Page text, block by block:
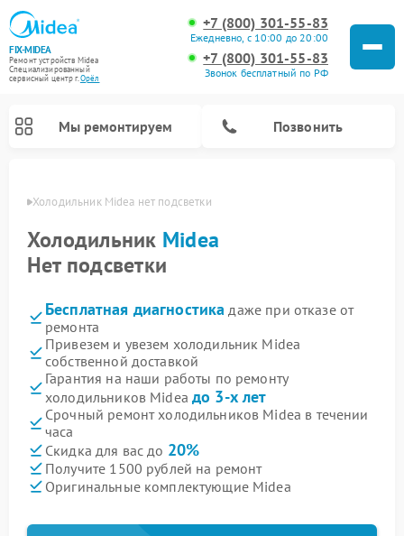
FIX-MIDEA
Ремонт устройств Midea
Специализированный
cервисный центр г.Орёл
+7 (800) 301-55-83
Ежедневно, с 10:00 до 20:00
+7 (800) 301-55-83
Звонок бесплатный по РФ
Мы ремонтируем Позвонить
Холодильник Midea нет подсветки
Холодильник Midea
Нет подсветки
Бесплатная диагностика даже при отказе от
ремонта
Привезем и увезем холодильник Midea
собственной доставкой
Гарантия на наши работы по ремонту
холодильников Mideaдо 3-х лет
Срочный ремонт холодильников Midea в течении
часа
Скидка для вас до 20%
Получите 1500 рублей на ремонт
Оригинальные комплектующие Midea